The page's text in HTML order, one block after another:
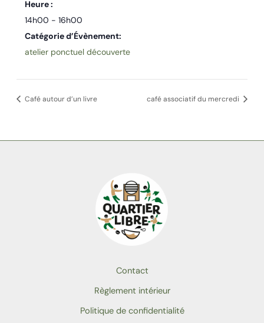
Heure :
14h00 - 16h00
Catégorie d’Évènement:
atelier ponctuel découverte
Café autour d’un livre café associatif du mercredi
Contact
Règlement intérieur
Politique de confidentialité